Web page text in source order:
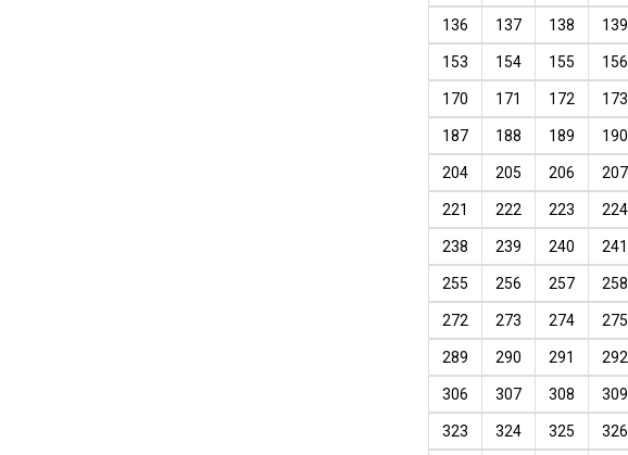
136 137 138 139
153 154 155 156
170 171 172 173
187 188 189 190
204 205 206 207
221 222 223 224
238 239 240 241
255 256 257 258
272 273 274 275
289 290 291 292
306 307 308 309
323 324 325 326